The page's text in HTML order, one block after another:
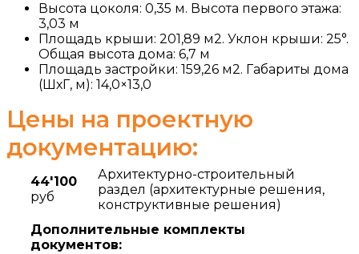
Высота цоколя: 0,35 м. Высота первого этажа:
3,03 м
Площадь крыши: 201,89 м2. Уклон крыши: 25°.
Общая высота дома: 6,7 м
Площадь застройки: 159,26 м2. Габариты дома
(ШхГ, м): 14,0×13,0
Цены на проектную
документацию:
44'100
руб
Архитектурно-строительный
раздел (архитектурные решения,
конструктивные решения)
Дополнительные комплекты
документов: